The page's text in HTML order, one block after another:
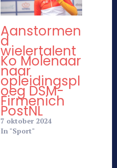
Aanstormen
d
wielertalent
Ko Molenaar
naar
opleidingspl
oeg DSM-
Firmenich
PostNL
7 oktober 2024
In "Sport"